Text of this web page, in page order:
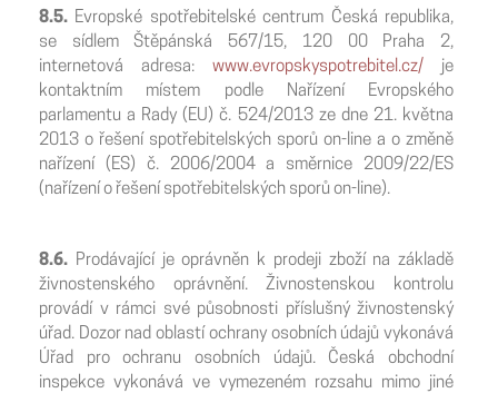
8.5. Evropské spotřebitelské centrum Česká republika,
se sídlem Štěpánská 567/15, 120 00 Praha 2,
internetová adresa: www.evropskyspotrebitel.cz/ je
kontaktním místem podle Nařízení Evropského
parlamentu a Rady (EU) č. 524/2013 ze dne 21. května
2013 o řešení spotřebitelských sporů on-line a o změně
nařízení (ES) č. 2006/2004 a směrnice 2009/22/ES
(nařízení o řešení spotřebitelských sporů on-line).
8.6. Prodávající je oprávněn k prodeji zboží na základě
živnostenského oprávnění. Živnostenskou kontrolu
provádí v rámci své působnosti příslušný živnostenský
úřad. Dozor nad oblastí ochrany osobních údajů vykonává
Úřad pro ochranu osobních údajů. Česká obchodní
inspekce vykonává ve vymezeném rozsahu mimo jiné